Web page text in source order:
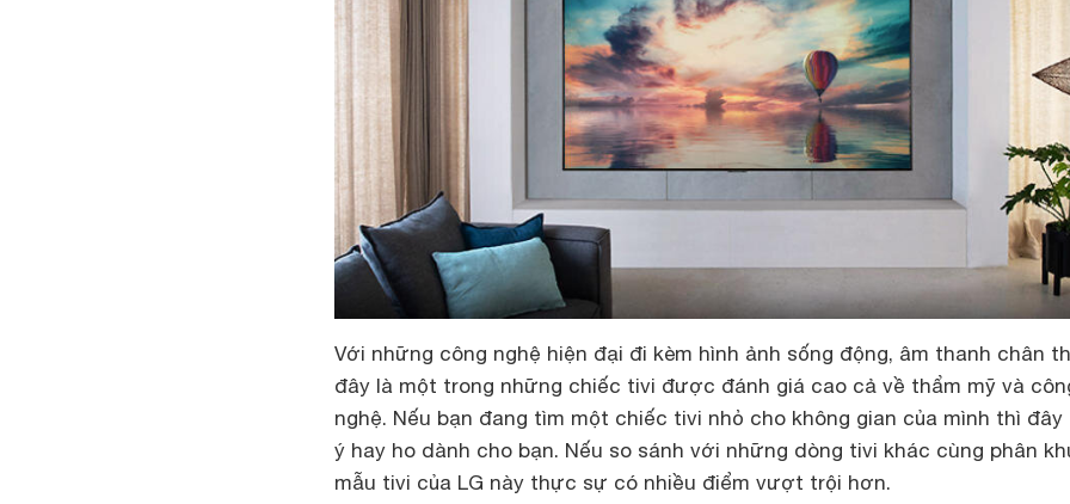
Với những công nghệ hiện đại đi kèm hình ảnh sống động, âm thanh chân
đây là một trong những chiếc tivi được đánh giá cao cả về thẩm mỹ và
nghệ. Nếu bạn đang tìm một chiếc tivi nhỏ cho không gian của mình thì đây
ý hay ho dành cho bạn. Nếu so sánh với những dòng tivi khác cùng phân
mẫu tivi của LG này thực sự có nhiều điểm vượt trội hơn.